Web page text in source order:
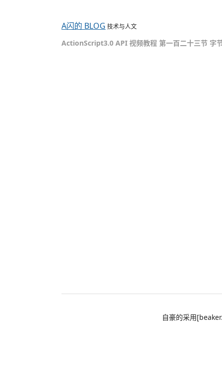
A闪的 BLOG 技术与人文
ActionScript3.0 API 视频教程 第一百二十三节 字
自豪的采用